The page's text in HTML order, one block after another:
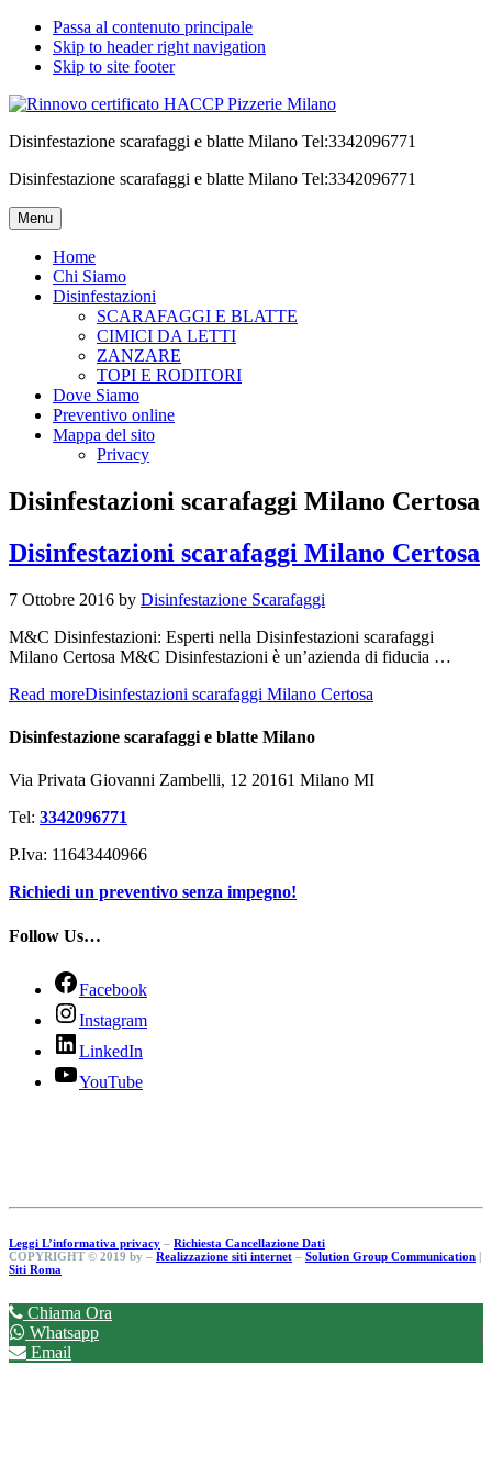
Passa al contenuto principale
Skip to header right navigation
Skip to site footer
Disinfestazione scarafaggi e blatte Milano Tel:3342096771
Disinfestazione scarafaggi e blatte Milano Tel:3342096771
Menu
Home
Chi Siamo
Disinfestazioni
SCARAFAGGI E BLATTE
CIMICI DA LETTI
ZANZARE
TOPI E RODITORI
Dove Siamo
Preventivo online
Mappa del sito
Privacy
Disinfestazioni scarafaggi Milano Certosa
Disinfestazioni scarafaggi Milano Certosa
7 Ottobre 2016 by Disinfestazione Scarafaggi
M&C Disinfestazioni: Esperti nella Disinfestazioni scarafaggi
Milano Certosa M&C Disinfestazioni è un’azienda di fiducia …
Read moreDisinfestazioni scarafaggi Milano Certosa
Disinfestazione scarafaggi e blatte Milano
Via Privata Giovanni Zambelli, 12 20161 Milano MI
Tel: 3342096771
P.Iva: 11643440966
Richiedi un preventivo senza impegno!
Follow Us…
Facebook
Instagram
LinkedIn
YouTube
Leggi L’informativa privacy – Richiesta Cancellazione Dati
COPYRIGHT © 2019 by – Realizzazione siti internet – Solution Group Communication |
Siti Roma
Chiama Ora
Whatsapp
Email